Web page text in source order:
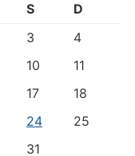
S
D
3
4
10
11
17
18
24
25
31